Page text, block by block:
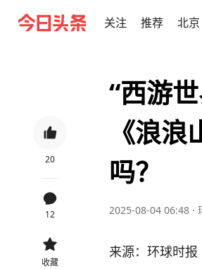
关注 推荐 北京
20
12
收藏
“西游
《浪
吗？
2025-08-04 06:48 ·
来源：环球时报